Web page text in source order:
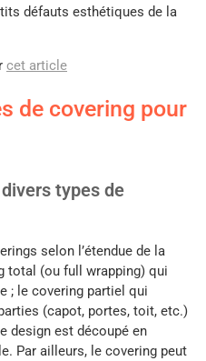
défauts esthétiques de la
cet article
de covering pour
types de
selon l’étendue de la
total (ou full wrapping) qui
; le covering partiel qui
(capot, portes, toit, etc.)
design est découpé en
Par ailleurs, le covering peut